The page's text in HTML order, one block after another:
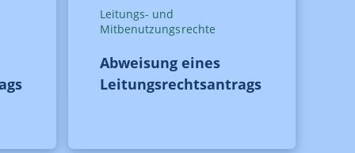
Leitungs- und
Mitbenutzungsrechte
Abweisung eines
Leitungsrechtsantrags